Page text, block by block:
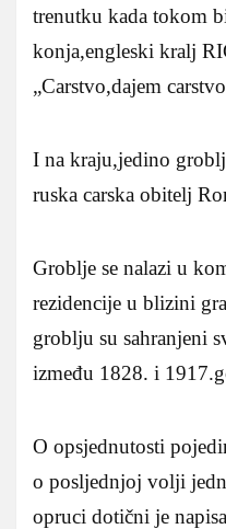
trenutku kada tokom
konja,engleski kralj
„Carstvo,dajem
I na kraju,jedino
ruska carska obitelj
Groblje se nalazi u
rezidencije u blizini
groblju su sahranjeni
između 1828. i
O opsjednutosti
o posljednjoj volji
opruci dotični je